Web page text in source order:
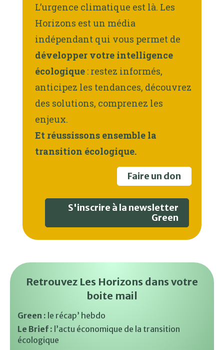
L’urgence climatique est là. Les
Horizons est un média
indépendant qui vous permet de
développer votre intelligence
écologique : restez informés,
anticipez les tendances, découvrez
des solutions, comprenez les
enjeux.
Et réussissons ensemble la
transition écologique.
Faire un don
S'inscrire à la newsletter
Green
Retrouvez Les Horizons dans votre
boite mail
Green : le récap’ hebdo
Le Brief : l’actu économique de la transition
écologique